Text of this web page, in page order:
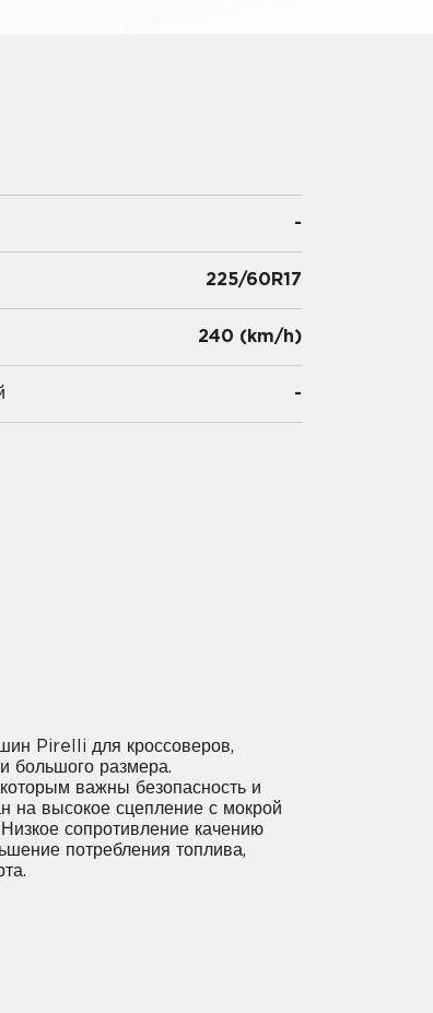
-
225/60R17
240 (km/h)
-
Pirelli для кроссоверов,
большого размера.
важны безопасность и
на высокое сцепление с мокрой
сопротивление качению
потребления топлива,